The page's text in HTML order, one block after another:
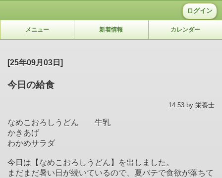
ログイン
メニュー 新着情報 カレンダー
[25年09月03日]
今日の給食
14:53 by 栄養士
なめこおろしうどん 牛乳
かきあげ
わかめサラダ
今日は【なめこおろしうどん】を出しました。
まだまだ暑い日が続いているので、夏バテで食欲が落ちて